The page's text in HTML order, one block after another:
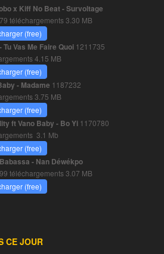
x Kiff No Beat - Survoltage
téléchargements3.30 MB
(free)
Tu Vas Me Faire Quoi 1211735
4.15 MB
(free)
- Madame 1187232
3.75 MB
(free)
ft Vano Baby - Bo Yi 1170780
3.1 Mb
(free)
- Nan Déwékpo
téléchargements3.07 MB
(free)
CE JOUR